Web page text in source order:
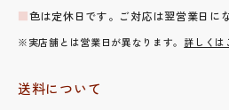
■色は定休日です。ご対応は翌営業日に
※実店舗とは営業日が異なります。 詳しくは
送料について